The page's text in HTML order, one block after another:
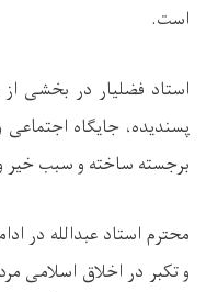
است.
استاد فضلیار در بخشی
پسندیده، جایگاه
برجسته ساخته و سبب خیر
محترم استاد عبدالله
و تکبر در اخلاق اسلامی